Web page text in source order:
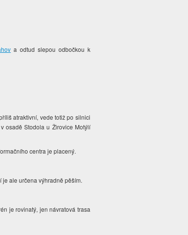
a odtud slepou odbočkou k
atraktivní, vede totiž po silnici
osadě Stodola u Žirovice Motýlí
centra je placený.
ale určena výhradně pěším.
je rovinatý, jen návratová trasa